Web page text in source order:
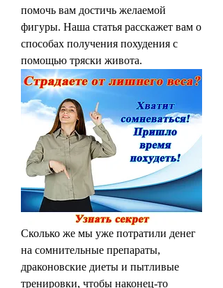
помочь вам достичь желаемой
фигуры. Наша статья расскажет вам о
способах получения похудения с
помощью тряски живота.
Сколько же мы уже потратили денег
на сомнительные препараты,
драконовские диеты и пытливые
тренировки, чтобы наконец-то